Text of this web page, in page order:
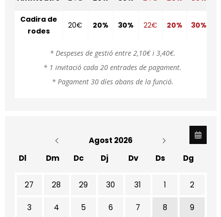
Cadira de
rodes
20€ 20% 30% 22€ 20% 30%
* Despeses de gestió entre 2,10€ i 3,40€.
* 1 invitació cada 20 entrades de pagament.
* Pagament 30 díes abans de la funció.
Agost 2026
Dl
Dm Dc Dj Dv Ds Dg
No hi ha cap activitat aquest mes
27 28 29 30 31 1 2
3 4 5 6 7 8 9